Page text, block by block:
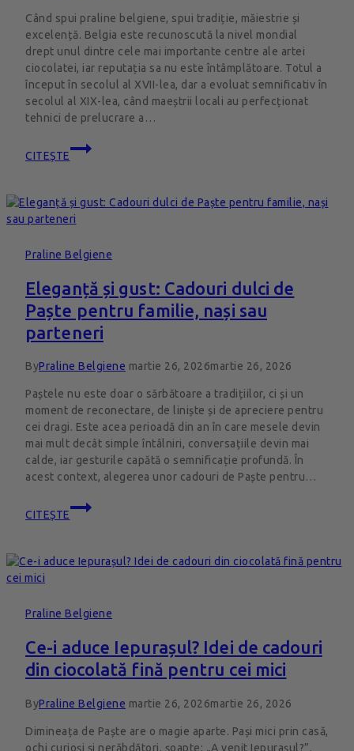
Când spui praline belgiene, spui tradiție, măiestrie și
excelență. Belgia este recunoscută la nivel mondial
drept unul dintre cele mai importante centre ale artei
ciocolatei, iar reputația sa nu este întâmplătoare. Totul a
început în secolul al XVII-lea, dar a evoluat semnificativ în
secolul al XIX-lea, când maeștrii locali au perfecționat
tehnici de prelucrare a…
CITEȘTE
Praline Belgiene
Eleganță și gust: Cadouri dulci de
Paște pentru familie, nași sau
parteneri
ByPraline Belgiene martie 26, 2026martie 26, 2026
Paștele nu este doar o sărbătoare a tradițiilor, ci și un
moment de reconectare, de liniște și de apreciere pentru
cei dragi. Este acea perioadă din an în care mesele devin
mai mult decât simple întâlniri, conversațiile devin mai
calde, iar gesturile capătă o semnificație profundă. În
acest context, alegerea unor cadouri de Paște pentru…
CITEȘTE
Praline Belgiene
Ce-i aduce Iepurașul? Idei de cadouri
din ciocolată fină pentru cei mici
ByPraline Belgiene martie 26, 2026martie 26, 2026
Dimineața de Paște are o magie aparte. Pași mici prin casă,
ochi curioși și nerăbdători, șoapte: „A venit Iepurașul?”.